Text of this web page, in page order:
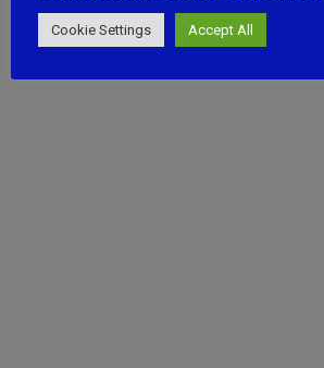
chegará no Brasil dia 15 …
FULL ARTICLE
Cookie Settings Accept All